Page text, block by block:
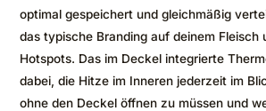
optimal gespeichert und gleichmäßig
das typische Branding auf deinem Fleisch
Hotspots. Das im Deckel integrierte
dabei, die Hitze im Inneren jederzeit im
ohne den Deckel öffnen zu müssen und